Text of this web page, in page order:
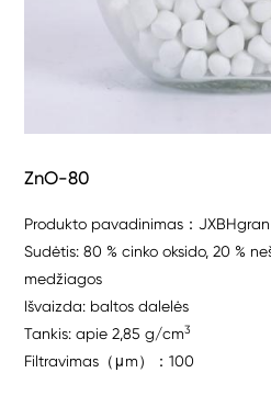
ZnO-80
Produkto pavadinimas：
Sudėtis: 80 % cinko oksido, 20 %
medžiagos
Išvaizda: baltos dalelės
Tankis: apie 2,85 g/cm3
Filtravimas（μm）：100